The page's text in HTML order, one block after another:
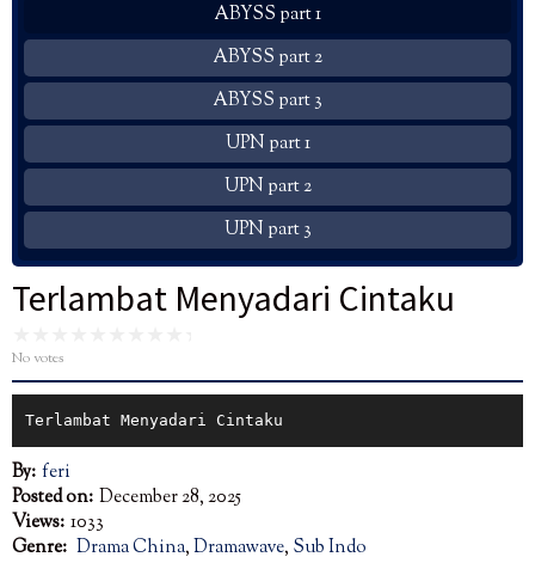
ABYSS part 1
ABYSS part 2
ABYSS part 3
UPN part 1
UPN part 2
UPN part 3
Terlambat Menyadari Cintaku
No votes
Terlambat Menyadari Cintaku
By: feri
Posted on: December 28, 2025
Views: 1033
Genre: Drama China,Dramawave, Sub Indo